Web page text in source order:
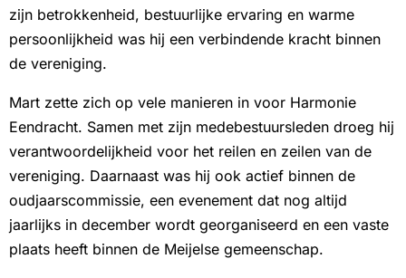
zijn betrokkenheid, bestuurlijke ervaring en warme
persoonlijkheid was hij een verbindende kracht binnen
de vereniging.
Mart zette zich op vele manieren in voor Harmonie
Eendracht. Samen met zijn medebestuursleden droeg hij
verantwoordelijkheid voor het reilen en zeilen van de
vereniging. Daarnaast was hij ook actief binnen de
oudjaarscommissie, een evenement dat nog altijd
jaarlijks in december wordt georganiseerd en een vaste
plaats heeft binnen de Meijelse gemeenschap.